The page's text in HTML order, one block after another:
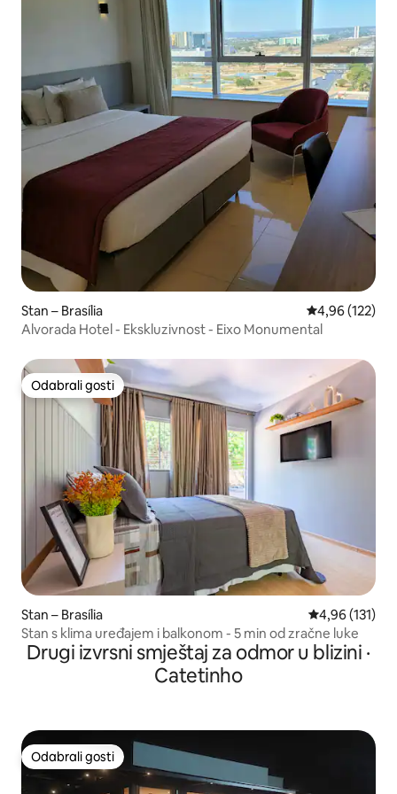
Stan – Brasília Prosječna
4,96 (122)
Alvorada Hotel - Ekskluzivnost - Eixo Monumental
Odabrali gosti
Odabrali gosti
Stan – Brasília Prosječna
4,96 (131)
Stan s klima uređajem i balkonom - 5 min od zračne luke
Drugi izvrsni smještaj za odmor u blizini ·
Catetinho
Odabrali gosti
Odabrali gosti